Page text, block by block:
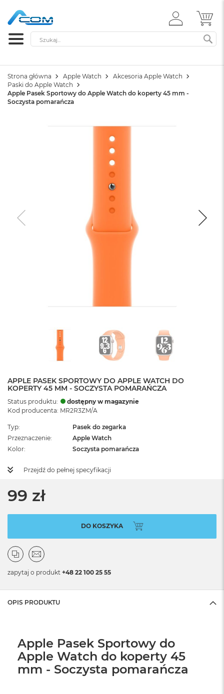
ZALOGUJ
SIĘ
Szukaj
Strona główna Apple Watch
Akcesoria Apple Watch
Paski do Apple Watch
Apple Pasek Sportowy do Apple Watch do koperty 45 mm -
Soczysta pomarańcza
APPLE PASEK SPORTOWY DO APPLE WATCH DO
KOPERTY 45 MM - SOCZYSTA POMARAŃCZA
Status produktu:
dostępny w magazynie
Kod producenta: MR2R3ZM/A
Typ
Pasek do zegarka
Przeznaczenie
Apple Watch
Kolor
Soczysta pomarańcza
Przejdź do pełnej specyfikacji
99 zł
DO KOSZYKA
zapytaj o produkt +48 22 100 25 55
OPIS PRODUKTU
Apple Pasek Sportowy do
Apple Watch do koperty 45
mm - Soczysta pomarańcza